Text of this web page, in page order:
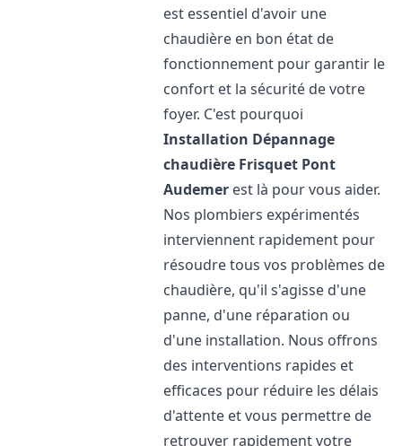
est essentiel d'avoir une
chaudière en bon état de
fonctionnement pour garantir le
confort et la sécurité de votre
foyer. C'est pourquoi
Installation Dépannage
chaudière Frisquet Pont
Audemer est là pour vous aider.
Nos plombiers expérimentés
interviennent rapidement pour
résoudre tous vos problèmes de
chaudière, qu'il s'agisse d'une
panne, d'une réparation ou
d'une installation. Nous offrons
des interventions rapides et
efficaces pour réduire les délais
d'attente et vous permettre de
retrouver rapidement votre